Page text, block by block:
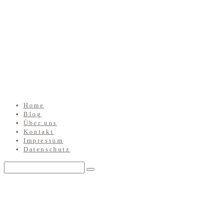
Home
Blog
Über uns
Kontakt
Impressum
Datenschutz